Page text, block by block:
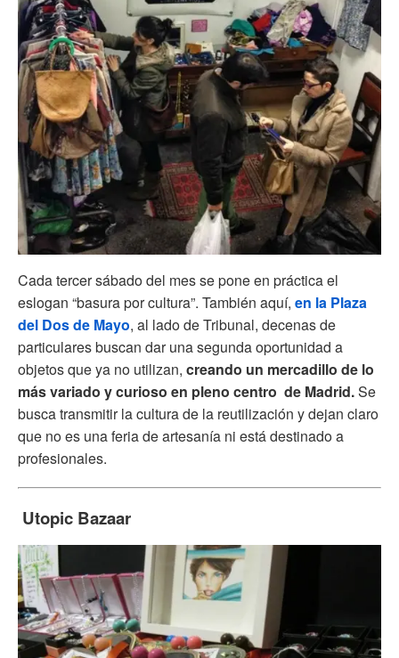
Cada tercer sábado del mes se pone en práctica el
eslogan “basura por cultura”. También aquí, en la Plaza
del Dos de Mayo, al lado de Tribunal, decenas de
particulares buscan dar una segunda oportunidad a
objetos que ya no utilizan, creando un mercadillo de lo
más variado y curioso en pleno centro de Madrid.Se
busca transmitir la cultura de la reutilización y dejan claro
que no es una feria de artesanía ni está destinado a
profesionales.
Utopic Bazaar